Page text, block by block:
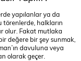
yapılanlar ya da
törenlerde, halkların
olur. Fakat mutlaka
değere bir şey sunmak,
davuluna veya
olarak geçer.